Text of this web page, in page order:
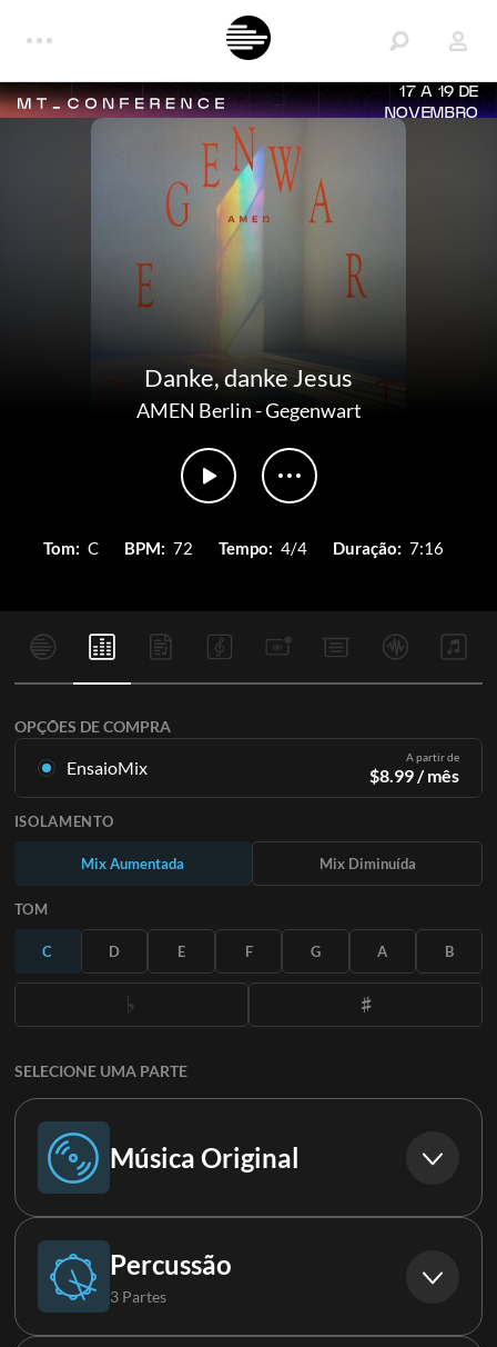
17 A 19 DE
NOVEMBRO
Danke, danke Jesus
AMEN Berlin-Gegenwart
Tom: C BPM: 72 Tempo: 4/4 Duração: 7:16
OPÇÕES DE COMPRA
EnsaioMix A partir de
$8.99/ mês
todas as 12 tonalidades com mixagens Up e Minus para cada
parte mais a música original.
ASSINE
ISOLAMENTO
Mix Aumentada Mix Diminuída
TOM
C D E F G A B
SELECIONE UMA PARTE
Música Original
Música Original
Percussão
3 Partes